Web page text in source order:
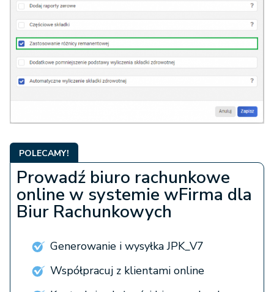
POLECAMY!
Prowadź biuro rachunkowe
online w systemie wFirma dla
Biur Rachunkowych
Generowanie i wysyłka JPK_V7
Współpracuj z klientami online